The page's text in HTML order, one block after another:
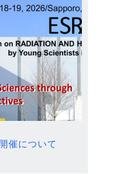
催について